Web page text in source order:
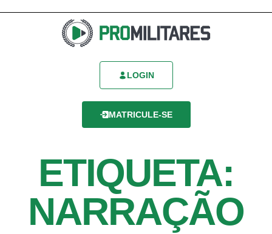
LOGIN
MATRICULE-SE
ETIQUETA:
NARRAÇÃO